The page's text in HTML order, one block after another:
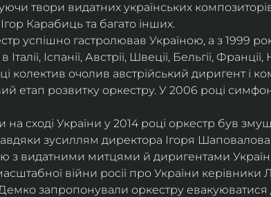
твори видатних українських
Карабиць та багато інших.
успішно гастролював Україною, а з 1999
Іспанії, Австрії, Швеції, Бельгії,
колектив очолив австрійський диригент і
етап розвитку оркестру. У 2006 році
на сході України у 2014 році оркестр був
зусиллям директора Ігоря
з видатними митцями й диригентами
війни росії про України керівники
запропонували оркестру евакуюватися